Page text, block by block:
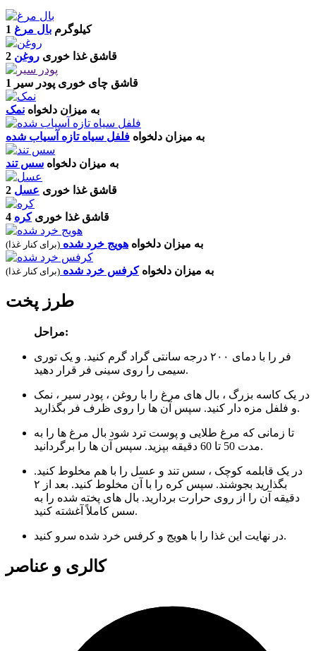
1 کیلوگرم بال مرغ
2 قاشق غذا خوری روغن
1 قاشق چای خوری پودر سیر
به میزان دلخواه نمک
به میزان دلخواه فلفل سیاه تازه آسیاب شده
به میزان دلخواه سس تند
2 قاشق غذا خوری عسل
4 قاشق غذا خوریکره
به میزان دلخواه هویج خرد شده (برای کنار غذا)
به میزان دلخواهکرفس خرد شده (برای کنار غذا)
طرز پخت
مراحل:
فر را با دمای ۲۰۰ درجه سانتی گراد گرم کنید. و یک توری
سیمی را روی سینی فر قرار دهید.
در یک کاسه بزرگ ، بال های مرغ را با روغن ، پودر سیر ، نمک
و فلفل مزه دار کنید. سپس آن ها را روی ظرف فر بگذارید.
تا زمانی که مرغ طلایی و پوست ترد شود بال مرغ ها را به
مدت 50 تا 60 دقیقه بپزید. سپس آن ها را برگردانید.
در یک قابلمه کوچک ، سس تند و عسل را با هم مخلوط کنید.
بگذارید بجوشند. سپس کره را با آن مخلوط کنید. بعد از ۲
دقیقه آن را از روی حرارت بردارید. بال های پخته شده را به
سس کاملاً آغشته کنید.
در نهایت این غذا را با هویج و کرفس خرد شده سرو کنید.
کالری و عناصر